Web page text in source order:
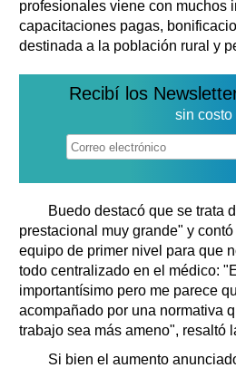
profesionales viene con muchos
capacitaciones pagas,
destinada a la población rural y
Recibí los
sin costo
Buedo destacó que se trata
prestacional muy grande" y
equipo de primer nivel para que
todo centralizado en el médico:
importantísimo pero me parece
acompañado por una normativa
trabajo sea más ameno", resaltó
Si bien el aumento